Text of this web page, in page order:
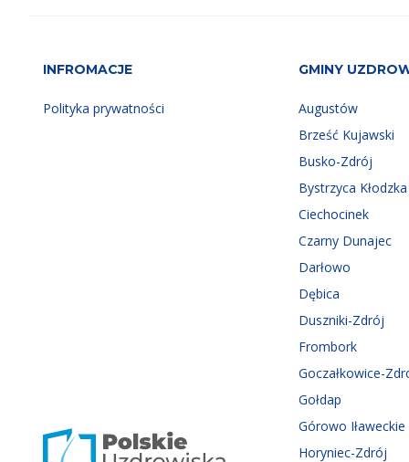
INFROMACJE
Polityka prywatności
GMINY
Augustów
Brześć Kujawski
Busko-Zdrój
Bystrzyca Kłodzka
Ciechocinek
Czarny Dunajec
Darłowo
Dębica
Duszniki-Zdrój
Frombork
Goczałkowice-
Gołdap
Górowo Iławeckie
Horyniec-Zdrój